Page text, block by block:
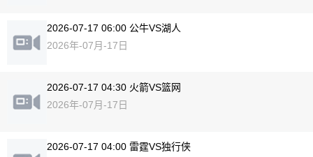
2026-07-17 06:00 公牛VS湖人
2026年-07月-17日
2026-07-17 04:30 火箭VS篮网
2026年-07月-17日
2026-07-17 04:00 雷霆VS独行侠